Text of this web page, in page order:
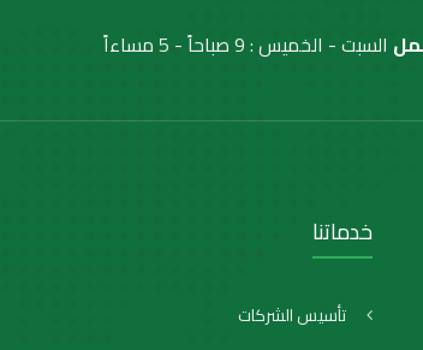
السبت - الخميس : 9 صباحاً - 5 مساءاً
خدماتنا
تأسيس الشركات